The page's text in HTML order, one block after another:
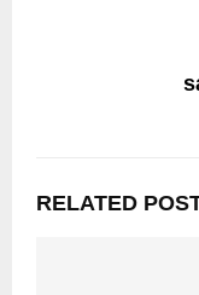
RELATED